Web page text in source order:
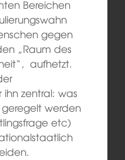
Bereichen
gegen
„Raum des
aufhetzt.
ihn zentral: was
werden
etc)